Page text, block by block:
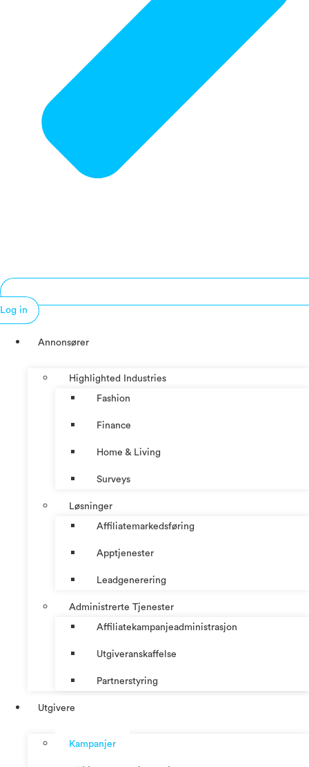
Log in
Annonsører
Highlighted Industries
Fashion
Finance
Home & Living
Surveys
Løsninger
Affiliatemarkedsføring
Apptjenester
Leadgenerering
Administrerte Tjenester
Affiliatekampanjeadministrasjon
Utgiveranskaffelse
Partnerstyring
Utgivere
Kampanjer